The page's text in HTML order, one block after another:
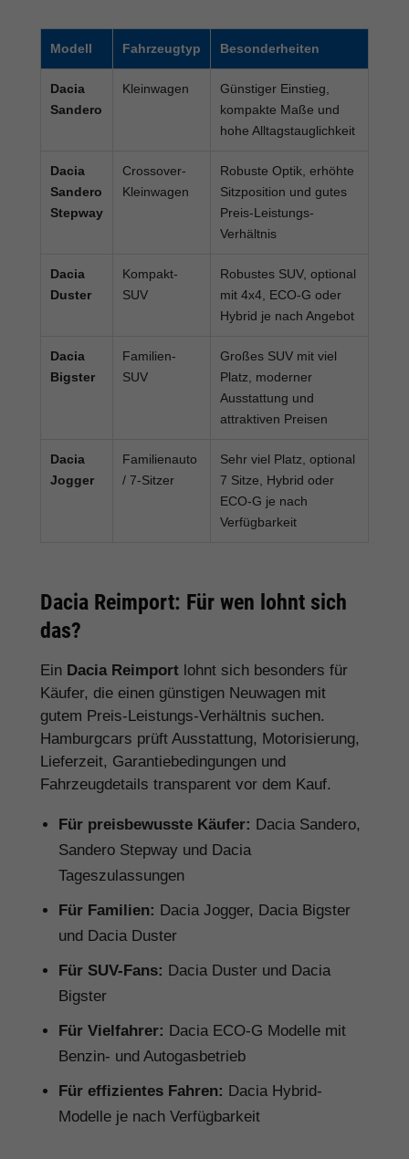
Modell Fahrzeugtyp Besonderheiten
Dacia
Sandero
Kleinwagen
Günstiger Einstieg,
kompakte Maße und
hohe Alltagstauglichkeit
Dacia
Sandero
Stepway
Crossover-
Kleinwagen
Robuste Optik, erhöhte
Sitzposition und gutes
Preis-Leistungs-
Verhältnis
Dacia
Duster
Kompakt-
SUV
Robustes SUV, optional
mit 4x4, ECO-G oder
Hybrid je nach Angebot
Dacia
Bigster
Familien-
SUV
Großes SUV mit viel
Platz, moderner
Ausstattung und
attraktiven Preisen
Dacia
Jogger
Familienauto
/ 7-Sitzer
Sehr viel Platz, optional
7 Sitze, Hybrid oder
ECO-G je nach
Verfügbarkeit
Dacia Reimport: Für wen lohnt sich
das?
Ein Dacia Reimport lohnt sich besonders für
Käufer, die einen günstigen Neuwagen mit
gutem Preis-Leistungs-Verhältnis suchen.
Hamburgcars prüft Ausstattung, Motorisierung,
Lieferzeit, Garantiebedingungen und
Fahrzeugdetails transparent vor dem Kauf.
Für preisbewusste Käufer: Dacia Sandero,
Sandero Stepway und Dacia
Tageszulassungen
Für Familien: Dacia Jogger, Dacia Bigster
und Dacia Duster
Für SUV-Fans: Dacia Duster und Dacia
Bigster
Für Vielfahrer: Dacia ECO-G Modelle mit
Benzin- und Autogasbetrieb
Für effizientes Fahren: Dacia Hybrid-
Modelle je nach Verfügbarkeit